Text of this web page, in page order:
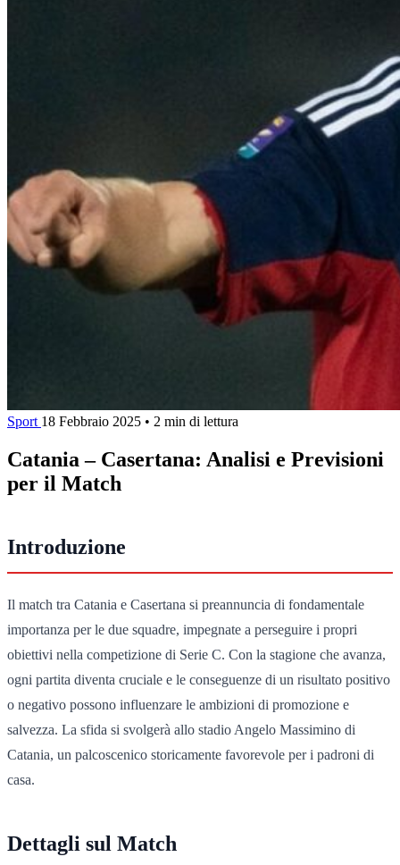
Sport 18 Febbraio 2025 • 2 min di lettura
Catania – Casertana: Analisi e Previsioni
per il Match
Introduzione
Il match tra Catania e Casertana si preannuncia di fondamentale
importanza per le due squadre, impegnate a perseguire i propri
obiettivi nella competizione di Serie C. Con la stagione che avanza,
ogni partita diventa cruciale e le conseguenze di un risultato positivo
o negativo possono influenzare le ambizioni di promozione e
salvezza. La sfida si svolgerà allo stadio Angelo Massimino di
Catania, un palcoscenico storicamente favorevole per i padroni di
casa.
Dettagli sul Match